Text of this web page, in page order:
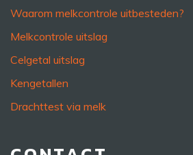
Waarom melkcontrole uitbesteden?
Melkcontrole uitslag
Celgetal uitslag
Kengetallen
Drachttest via melk